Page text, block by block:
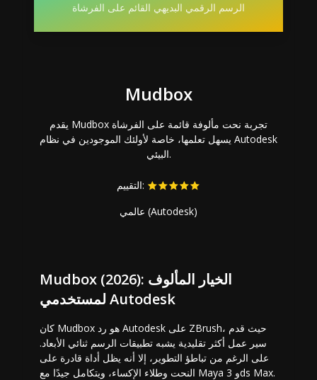
الرسم الرقمي البديهي القائم على الفرشاة
Mudbox
يقدم Mudbox تجربة نحت مألوفة قائمة على الفرشاة
يسهل تعلمها، خاصة لأولئك الموجودين في نظام Autodesk
البيئي.
التقييم:
عالمي (Autodesk)
Mudbox (2026): الخيار المألوف
لمستخدمي Autodesk
كان Mudbox هو رد Autodesk على ZBrush، حيث قدم
سير عمل أكثر تقليدية يشبه تطبيقات الرسم ثنائي الأبعاد.
على الرغم من تباطؤ التطوير، إلا أنه يظل أداة قادرة على
النحت وطلاء الإكساء، ويتكامل جيدًا مع Maya و 3ds Max.